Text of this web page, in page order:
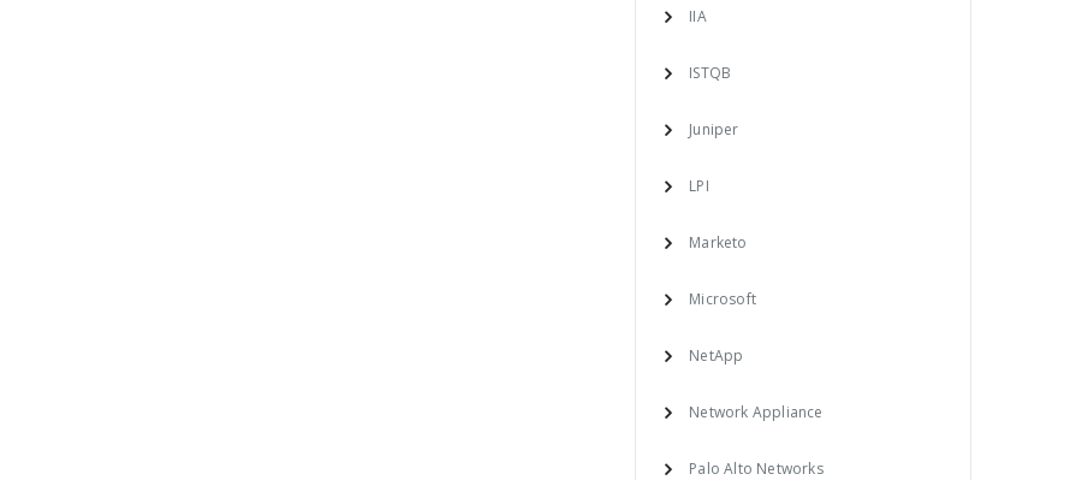
IIA
ISTQB
Juniper
LPI
Marketo
Microsoft
NetApp
Network Appliance
Palo Alto Networks